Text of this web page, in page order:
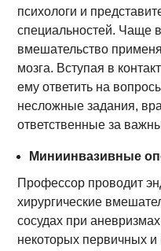
психологи и
специальностей. Чаще
вмешательство
мозга. Вступая в
ему ответить на
несложные задания,
ответственные за
Миниинвазивные
Профессор проводит
хирургические
сосудах при
некоторых первичных и